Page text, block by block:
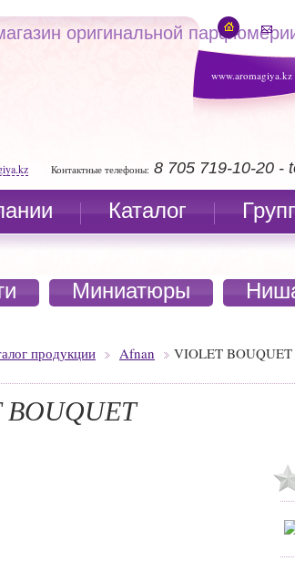
www.aromagiya.kz
оригинальной
Контактные телефоны: 8 705 719-10-20 -
Каталог
Миниатюры
продукции Afnan VIOLET BOUQUET
BOUQUET